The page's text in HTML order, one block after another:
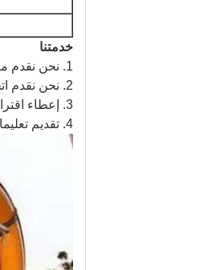
خدمتنا
1. نحن نقدم منتجات عالية الجودة وبأسعار تنافسية
2. نحن نقدم اتجاه التثبيت أو إرسال المهندسين إلى موقعك للإشراف على العاملين لديك لتثبيت المعدات.
3. إعطاء اقتراحاتكم لاختيار المعدات.
4. تقديم تعليمات من ذوي الخبرة حول كيفية تشغيل المعدات وكيفية إدارتها